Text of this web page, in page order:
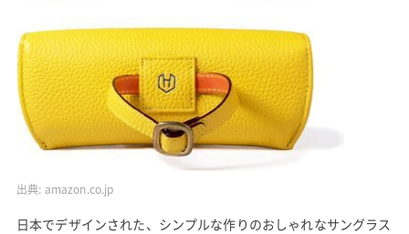
出典: amazon.co.jp
日本でデザインされた、シンプルな作りのおしゃれなサングラス